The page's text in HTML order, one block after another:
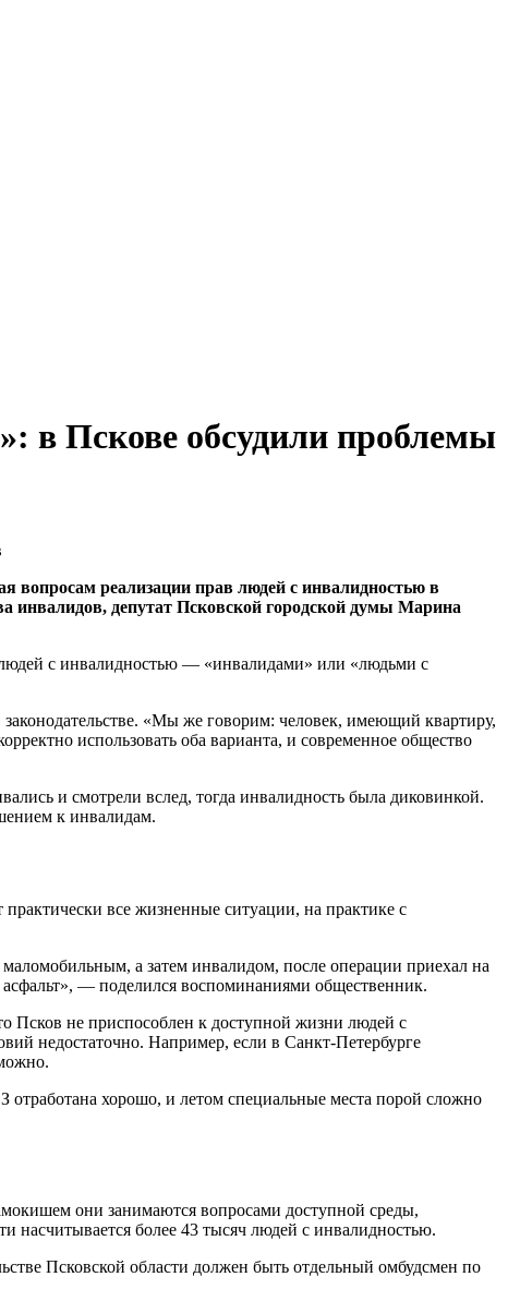
в Пскове обсудили проблемы
вопросам реализации прав людей с инвалидностью в
инвалидов, депутат Псковской городской думы Марина
людей с инвалидностью — «инвалидами» или «людьми с
законодательстве. «Мы же говорим: человек, имеющий квартиру,
использовать оба варианта, и современное общество
и смотрели вслед, тогда инвалидность была диковинкой.
к инвалидам.
все жизненные ситуации, на практике с
а затем инвалидом, после операции приехал на
— поделился воспоминаниями общественник.
Псков не приспособлен к доступной жизни людей с
недостаточно. Например, если в Санкт-Петербурге
хорошо, и летом специальные места порой сложно
они занимаются вопросами доступной среды,
насчитывается более 43 тысяч людей с инвалидностью.
Псковской области должен быть отдельный омбудсмен по